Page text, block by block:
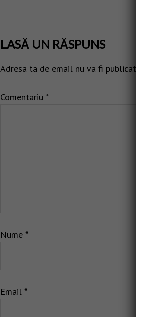
LASĂ UN RĂSPUNS
Adresa ta de email nu va fi publicată.
Comentariu *
Nume *
Email *